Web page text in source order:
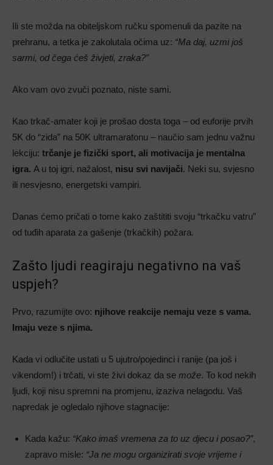
Ili ste možda na obiteljskom ručku spomenuli da pazite na
prehranu, a tetka je zakolutala očima uz: “Ma daj, uzmi još
sarmi, od čega ćeš živjeti, zraka?”
Ako vam ovo zvuči poznato, niste sami.
Kao trkač-amater koji je prošao dosta toga – od euforije prvih
5K do “zida” na 50K ultramaratonu – naučio sam jednu važnu
lekciju: trčanje je fizički sport, ali motivacija je mentalna
igra. A u toj igri, nažalost, nisu svi navijači. Neki su, svjesno
ili nesvjesno, energetski vampiri.
Danas ćemo pričati o tome kako zaštititi svoju “trkačku vatru”
od tuđih aparata za gašenje (trkačkih) požara.
Zašto ljudi reagiraju negativno na vaš
uspjeh?
Prvo, razumijte ovo: njihove reakcije nemaju veze s vama.
Imaju veze s njima.
Kada vi odlučite ustati u 5 ujutro/pojedinci i ranije (pa još i
vikendom!) i trčati, vi ste živi dokaz da se može. To kod nekih
ljudi, koji nisu spremni na promjenu, izaziva nelagodu. Vaš
napredak je ogledalo njihove stagnacije:
Kada kažu: “Kako imaš vremena za to uz djecu i posao?”,
zapravo misle: “Ja ne mogu organizirati svoje vrijeme i